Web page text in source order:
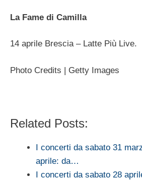
La Fame di Camilla
14 aprile Brescia – Latte Più Live.
Photo Credits | Getty Images
Related Posts:
I concerti da sabato 31
aprile: da…
I concerti da sabato 28